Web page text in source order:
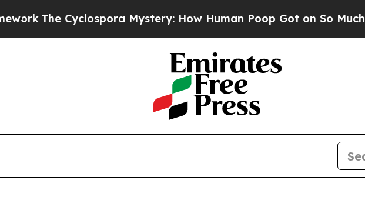
The Cyclospora Mystery: How Human Poop Got on So Much Lettuce